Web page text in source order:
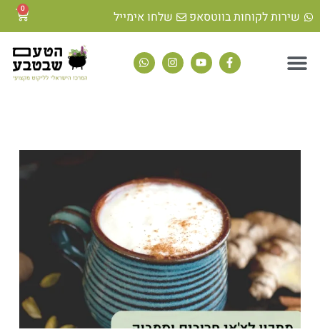
שירות לקוחות בווטסאפ שלחו אימייל 0